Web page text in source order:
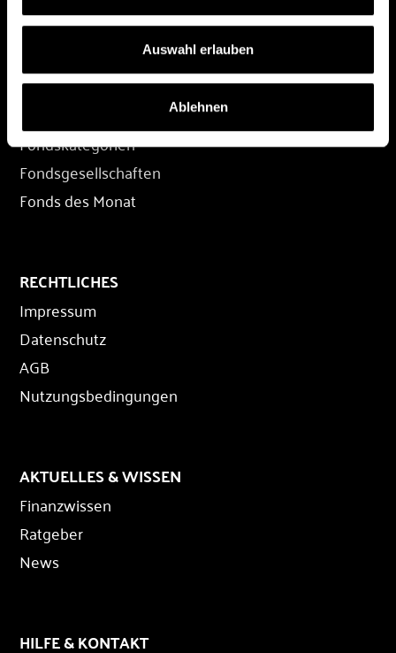
Auswahl erlauben
Ablehnen
FONDS
Fondskategorien
Fondsgesellschaften
Fonds des Monat
RECHTLICHES
Impressum
Datenschutz
AGB
Nutzungsbedingungen
AKTUELLES & WISSEN
Finanzwissen
Ratgeber
News
HILFE & KONTAKT